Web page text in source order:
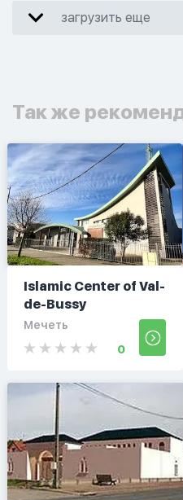
загрузить еще
Так же
Islamic Center of Val-
de-Bussy
Мечеть
0